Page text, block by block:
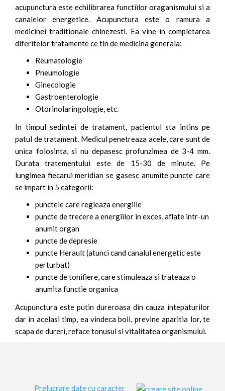
acupunctura este echilibrarea functiilor oraganismului si a
canalelor energetice. Acupunctura este o ramura a
medicinei traditionale chinezesti. Ea vine in completarea
diferitelor tratamente ce tin de medicina generala:
Reumatologie
Pneumologie
Ginecologie
Gastroenterologie
Otorinolaringologie, etc.
In timpul sedintei de tratament, pacientul sta intins pe
patul de tratament. Medicul penetreaza acele, care sunt de
unica folosinta, si nu depasesc profunzimea de 3-4 mm.
Durata tratementului este de 15-30 de minute. Pe
lungimea fiecarui meridian se gasesc anumite puncte care
se impart in 5 categorii:
punctele care regleaza energiile
puncte de trecere a energiilor in exces, aflate intr-un
anumit organ
puncte de depresie
puncte Herault (atunci cand canalul energetic este
perturbat)
puncte de tonifiere, care stimuleaza si trateaza o
anumita functie organica
Acupunctura este putin dureroasa din cauza intepaturilor
dar in acelasi timp, ea vindeca boli, previne aparitia lor, te
scapa de dureri, reface tonusul si vitalitatea organismului.
Prelucrare date cu caracter